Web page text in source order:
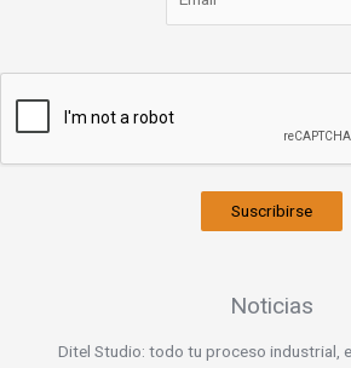
Suscribirse
Noticias
Ditel Studio: todo tu proceso industrial,